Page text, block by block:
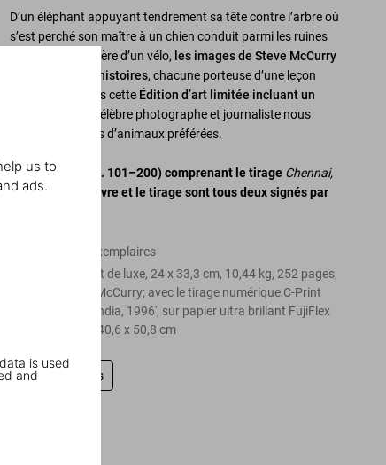
us to
ads.
is used
and
D’un éléphant appuyant tendrement sa tête contre l’arbre où
s’est perché son maître à un chien conduit parmi les ruines
de Kaboul à l’arrière d’un vélo, les images de Steve McCurry
racontent mille histoires, chacune porteuse d’une leçon
d’humanité. Dans cette Édition d’art limitée incluant un
, le célèbre photographe et journaliste nous
révèle ses photos d’animaux préférées.
Édition d’art (No. 101–200) comprenant le tirage Chennai,
India, 1996
. Le livre et le tirage sont tous deux signés par
Édition de 100 exemplaires
Relié sous coffret de luxe, 24 x 33,3 cm, 10,44 kg, 252 pages,
signé par Steve McCurry; avec le tirage numérique C-Print
signé 'Chennai, India, 1996', sur papier ultra brillant FujiFlex
Crystal Archive, 40,6 x 50,8 cm
Laissez un avis